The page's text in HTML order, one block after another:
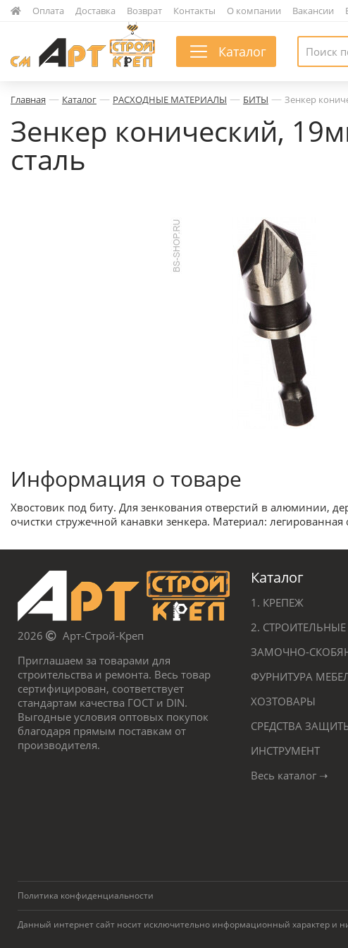
Оплата Доставка Возврат Контакты О компании Вакансии
Каталог
Главная — Каталог — РАСХОДНЫЕ МАТЕРИАЛЫ — БИТЫ — Зенкер
Зенкер конический,
сталь
Информация о товаре
Хвостовик под биту. Для зенкования отверстий в алюминии,
очистки стружечной канавки зенкера. Материал: легированная
2026
Арт-Строй-Креп
Приглашаем за товарами для
строительства и ремонта. Весь товар
сертифицирован, соответствует
стандартам качества ГОСТ и DIN.
Выгодные условия оптовых покупок
благодаря прямым поставкам от
производителя.
Каталог
1. КРЕПЕЖ
2.
ЗАМОЧНО-
ФУРНИТУРА
ХОЗТОВАРЫ
СРЕДСТВА
ИНСТРУМЕНТ
Весь каталог ➝
Политика конфиденциальности
Данный интернет сайт носит исключительно информационный характер и